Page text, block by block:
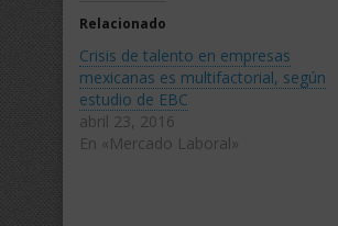
(Se
abre
una
ventana
nueva)
(Se
abre
una
ventana
nueva)
Relacionado
Crisis de talento en empresas
mexicanas es multifactorial, según
estudio de EBC
abril 23, 2016
En «Mercado Laboral»